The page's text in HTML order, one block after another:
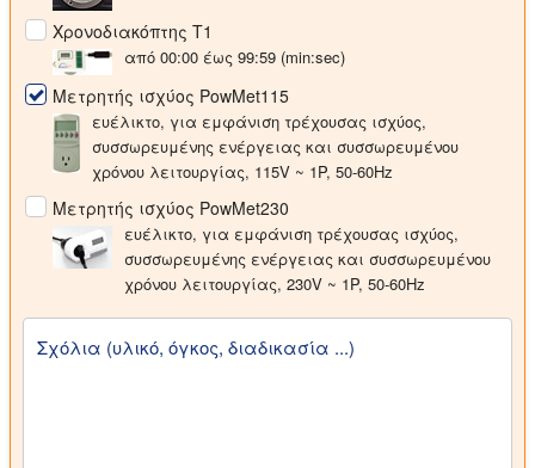
Χρονοδιακόπτης T1
από 00:00 έως 99:59 (min:sec)
Μετρητής ισχύος PowMet115
ευέλικτο, για εμφάνιση τρέχουσας ισχύος,
συσσωρευμένης ενέργειας και συσσωρευμένου
χρόνου λειτουργίας, 115V ~ 1P, 50-60Hz
Μετρητής ισχύος PowMet230
ευέλικτο, για εμφάνιση τρέχουσας ισχύος,
συσσωρευμένης ενέργειας και συσσωρευμένου
χρόνου λειτουργίας, 230V ~ 1P, 50-60Hz
Σχόλια (υλικό, όγκος, διαδικασία ...)